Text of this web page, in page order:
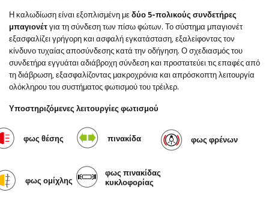
Η καλωδίωση είναι εξοπλισμένη μεδύο 5-πολικούς συνδετήρες
μπαγιονέτγια τη σύνδεση των πίσω φώτων. Το σύστημα μπαγιονέτ
εξασφαλίζει γρήγορη και ασφαλή εγκατάσταση, εξαλείφοντας τον
κίνδυνο τυχαίας αποσύνδεσης κατά την οδήγηση. Ο σχεδιασμός του
συνδετήρα εγγυάται αδιάβροχη σύνδεση και προστατεύει τις επαφές από
τη διάβρωση, εξασφαλίζοντας μακροχρόνια και απρόσκοπτη λειτουργία
ολόκληρου του συστήματος φωτισμού του τρέιλερ.
Υποστηριζόμενες λειτουργίες φωτισμού
φως θέσης
φως ομίχλης
πινακίδα
φως πινακίδας
κυκλοφορίας
φως φρένων